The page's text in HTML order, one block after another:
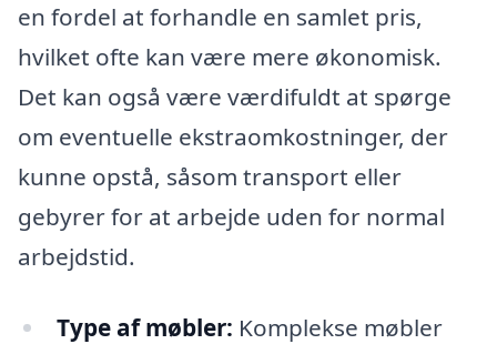
en fordel at forhandle en samlet pris,
hvilket ofte kan være mere økonomisk.
Det kan også være værdifuldt at spørge
om eventuelle ekstraomkostninger, der
kunne opstå, såsom transport eller
gebyrer for at arbejde uden for normal
arbejdstid.
Type af møbler: Komplekse møbler